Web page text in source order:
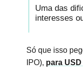
Uma das
interesses
Só que isso
IPO), para